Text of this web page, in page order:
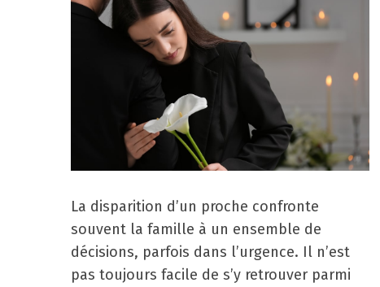
La disparition d’un proche confronte
souvent la famille à un ensemble de
décisions, parfois dans l’urgence. Il n’est
pas toujours facile de s’y retrouver parmi